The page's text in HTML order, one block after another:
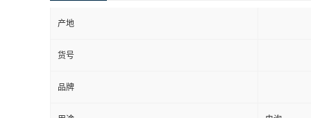
产地
货号
品牌